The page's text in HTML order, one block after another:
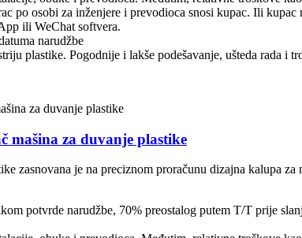
po osobi za inženjere i prevodioca snosi kupac. Ili
ili WeChat softvera.
narudžbe
plastike. Pogodnije i lakše podešavanje, ušteda rada i
mašina za duvanje plastike
zasnovana je na preciznom proračunu dizajna kalupa
potvrde narudžbe, 70% preostalog putem T/T prije